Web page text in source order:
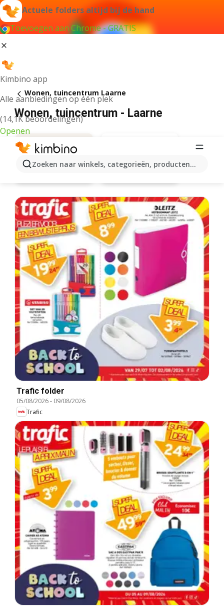
Actuele folders altijd bij de hand
Toevoegen aan Chrome - GRATIS
Kimbino app
Alle aanbiedingen op één plek
(14,1K beoordelingen)
Openen
Zoeken naar winkels, categorieën, producten...
Wonen, tuincentrum Laarne
Wonen, tuincentrum - Laarne
Trafic folder
05/08/2026- 09/08/2026
Trafic